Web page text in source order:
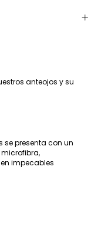
anteojos y su
se presenta con un
impecables